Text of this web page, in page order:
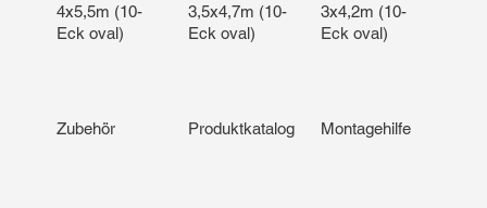
4x5,5m (10-
Eck oval)
3,5x4,7m (10-
Eck oval)
3x4,2m (10-
Eck oval)
Zubehör Produktkatalog Montagehilfe